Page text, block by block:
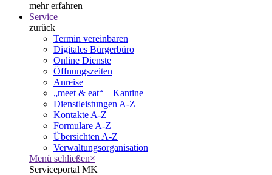
mehr erfahren
Service
zurück
Termin vereinbaren
Digitales Bürgerbüro
Online Dienste
Öffnungszeiten
Anreise
„meet & eat“ – Kantine
Dienstleistungen A-Z
Kontakte A-Z
Formulare A-Z
Übersichten A-Z
Verwaltungsorganisation
Menü schließen×
Serviceportal MK